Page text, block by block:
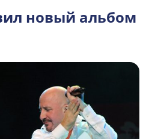
новый альбом